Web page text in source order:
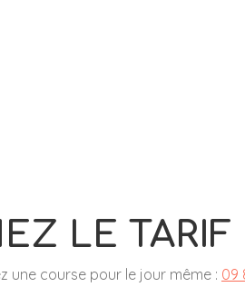
LE
une course pour le jour même : 09